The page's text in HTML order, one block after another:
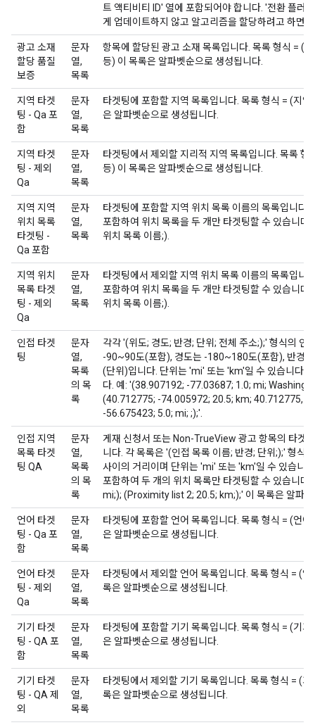
트 액티비티 ID' 열에 포함되어야 합니다. '전환 플러
게 업데이트하지 않고 알고리즘을 할당하려고 하면
광고 소재
할당 품질
보증
문자
열,
목록
항목에 할당된 광고 소재 목록입니다. 목록 형식 = (
등) 이 목록은 알파벳순으로 생성됩니다.
지역 타겟
팅 - Qa 포
함
문자
열,
목록
타겟팅에 포함할 지역 목록입니다. 목록 형식 = (지
은 알파벳순으로 생성됩니다.
지역 타겟
팅 - 제외
Qa
문자
열,
목록
타겟팅에서 제외할 지리적 지역 목록입니다. 목록 형
등) 이 목록은 알파벳순으로 생성됩니다.
지역 지역
위치 목록
타겟팅 -
Qa 포함
문자
열,
목록
타겟팅에 포함할 지역 위치 목록 이름의 목록입니다.
포함하여 위치 목록을 두 개만 타겟팅할 수 있습니다
위치 목록 이름;).
지역 위치
목록 타겟
팅 - 제외
Qa
문자
열,
목록
타겟팅에서 제외할 지역 위치 목록 이름의 목록입니
포함하여 위치 목록을 두 개만 타겟팅할 수 있습니다
위치 목록 이름;).
인접 타겟
팅
문자
열,
목록
의 목
록
각각 '(위도; 경도; 반경; 단위; 전체 주소;);' 형식의 인
-90~90도(포함), 경도는 -180~180도(포함), 반경
(단위)입니다. 단위는 'mi' 또는 'km'일 수 있습니다.
다. 예: '(38.907192; -77.03687; 1.0; mi;
(40.712775; -74.005972; 20.5; km; 40.712775, -
-56.675423; 5.0; mi; ;);'.
인접 지역
목록 타겟
팅 QA
문자
열,
목록
의 목
록
게재 신청서 또는 Non-TrueView 광고 항목의 타겟
니다. 각 목록은 '(인접 목록 이름; 반경; 단위;);' 형식
사이의 거리이며 단위는 'mi' 또는 'km'일 수 있습니
포함하여 두 개의 위치 목록만 타겟팅할 수 있습니
mi;); (Proximity list 2; 20.5; km;);' 이 목록은 알파벳
언어 타겟
팅 - Qa 포
함
문자
열,
목록
타겟팅에 포함할 언어 목록입니다. 목록 형식 = (언어
은 알파벳순으로 생성됩니다.
언어 타겟
팅 - 제외
Qa
문자
열,
목록
타겟팅에서 제외할 언어 목록입니다. 목록 형식 = (언
록은 알파벳순으로 생성됩니다.
기기 타겟
팅 - QA 포
함
문자
열,
목록
타겟팅에 포함할 기기 목록입니다. 목록 형식 = (기
은 알파벳순으로 생성됩니다.
기기 타겟
팅 - QA 제
외
문자
열,
목록
타겟팅에서 제외할 기기 목록입니다. 목록 형식 = (
록은 알파벳순으로 생성됩니다.